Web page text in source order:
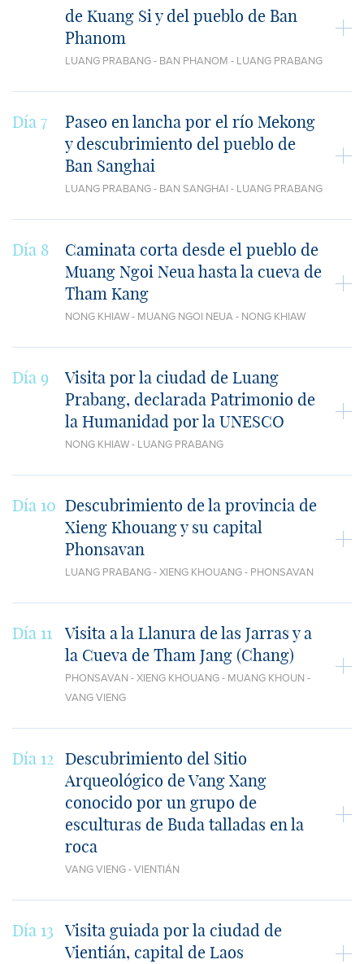
de Kuang Si y del pueblo de Ban
Phanom
LUANG PRABANG - BAN PHANOM - LUANG PRABANG
Día 7
Paseo en lancha por el río Mekong
y descubrimiento del pueblo de
Ban Sanghai
LUANG PRABANG - BAN SANGHAI - LUANG PRABANG
Día 8
Caminata corta desde el pueblo de
Muang Ngoi Neua hasta la cueva de
Tham Kang
NONG KHIAW - MUANG NGOI NEUA - NONG KHIAW
Día 9
Visita por la ciudad de Luang
Prabang, declarada Patrimonio de
la Humanidad por la UNESCO
NONG KHIAW - LUANG PRABANG
Día 10 Descubrimiento de la provincia de
Xieng Khouang y su capital
Phonsavan
LUANG PRABANG - XIENG KHOUANG - PHONSAVAN
Día 11
Visita a la Llanura de las Jarras y a
la Cueva de Tham Jang (Chang)
PHONSAVAN - XIENG KHOUANG - MUANG KHOUN -
VANG VIENG
Día 12
Descubrimiento del Sitio
Arqueológico de Vang Xang
conocido por un grupo de
esculturas de Buda talladas en la
roca
VANG VIENG - VIENTIÁN
Día 13
Visita guiada por la ciudad de
Vientián, capital de Laos